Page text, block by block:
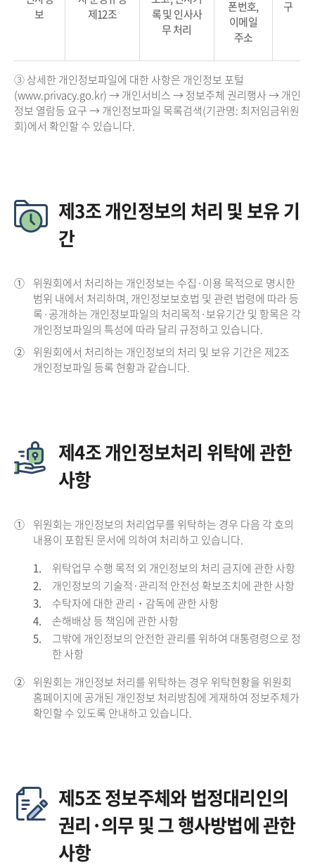
보
제12조
록 및 인사사
무 처리
폰번호,
이메일
주소
구
③ 상세한 개인정보파일에 대한 사항은 개인정보 포털
(www.privacy.go.kr) → 개인서비스 → 정보주체 권리행사 → 개인
정보 열람등 요구 → 개인정보파일 목록검색(기관명: 최저임금위원
회)에서 확인할 수 있습니다.
제3조 개인정보의 처리 및 보유 기
간
① 위원회에서 처리하는 개인정보는 수집·이용 목적으로 명시한
범위 내에서 처리하며, 개인정보보호법 및 관련 법령에 따라 등
록·공개하는 개인정보파일의 처리목적·보유기간 및 항목은 각
개인정보파일의 특성에 따라 달리 규정하고 있습니다.
② 위원회에서 처리하는 개인정보의 처리 및 보유 기간은 제2조
개인정보파일 등록 현황과 같습니다.
제4조 개인정보처리 위탁에 관한
사항
① 위원회는 개인정보의 처리업무를 위탁하는 경우 다음 각 호의
내용이 포함된 문서에 의하여 처리하고 있습니다.
1.
위탁업무 수행 목적 외 개인정보의 처리 금지에 관한 사항
2.
개인정보의 기술적·관리적 안전성 확보조치에 관한 사항
3.
수탁자에 대한 관리・감독에 관한 사항
4.
손해배상 등 책임에 관한 사항
5.
그밖에 개인정보의 안전한 관리를 위하여 대통령령으로 정
한 사항
② 위원회는 개인정보 처리를 위탁하는 경우 위탁현황을 위원회
홈페이지에 공개된 개인정보 처리방침에 게재하여 정보주체가
확인할 수 있도록 안내하고 있습니다.
제5조 정보주체와 법정대리인의
권리·의무 및 그 행사방법에 관한
사항